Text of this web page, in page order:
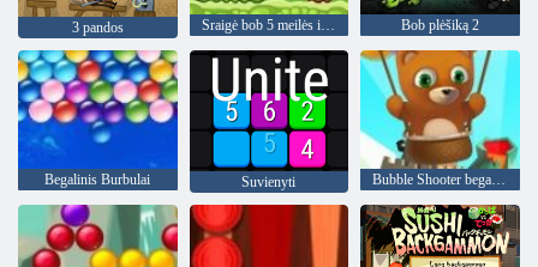
3 pandos Sraigė bob 5 meilės istorija Bob plėšiką 2
Begalinis Burbulai Suvienyti Bubble Shooter begalinis